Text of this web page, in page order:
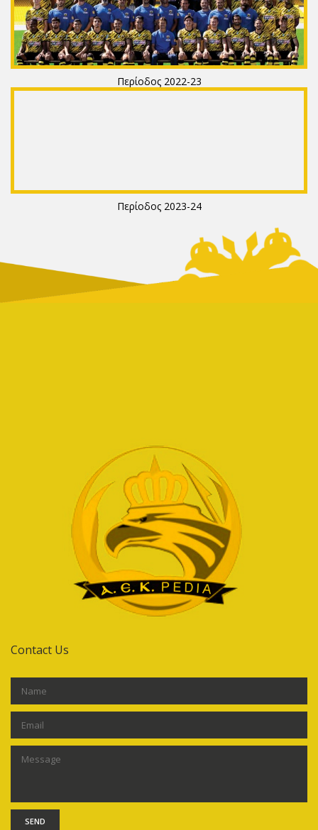
Περίοδος 2022-23
Περίοδος 2023-24
Contact Us
SEND